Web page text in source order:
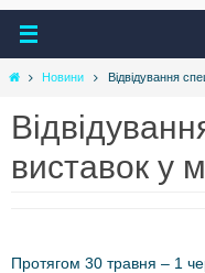
HomeНовини Відвідування
виставок у
Протягом 30 травня – 1